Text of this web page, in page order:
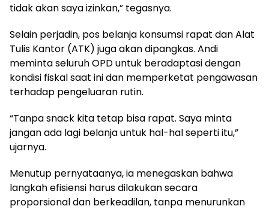
tidak akan saya izinkan,” tegasnya.
Selain perjadin, pos belanja konsumsi rapat dan Alat
Tulis Kantor (ATK) juga akan dipangkas. Andi
meminta seluruh OPD untuk beradaptasi dengan
kondisi fiskal saat ini dan memperketat pengawasan
terhadap pengeluaran rutin.
“Tanpa snack kita tetap bisa rapat. Saya minta
jangan ada lagi belanja untuk hal-hal seperti itu,”
ujarnya.
Menutup pernyataanya, ia menegaskan bahwa
langkah efisiensi harus dilakukan secara
proporsional dan berkeadilan, tanpa menurunkan